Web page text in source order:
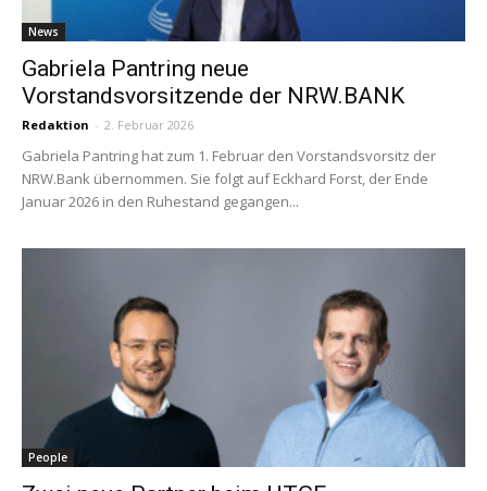
News
Gabriela Pantring neue
Vorstandsvorsitzende der NRW.BANK
Redaktion - 2. Februar 2026
Gabriela Pantring hat zum 1. Februar den Vorstandsvorsitz der
NRW.Bank übernommen. Sie folgt auf Eckhard Forst, der Ende
Januar 2026 in den Ruhestand gegangen...
People